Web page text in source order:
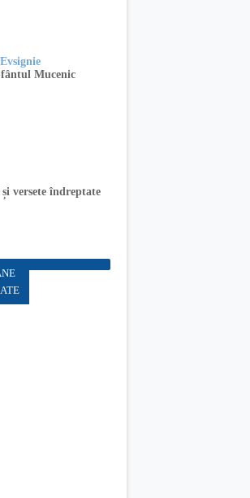
Mucenic
versete îndreptate